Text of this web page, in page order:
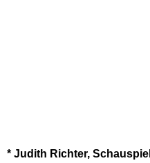
* Judith Richter,